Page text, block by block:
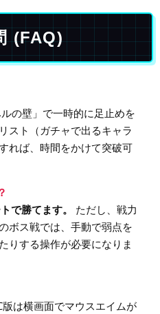
(FAQ)
の壁」で一時的に足止めを
スト（ガチャで出るキャラ
れば、時間をかけて突破可
で勝てます。
ただし、戦力
ボス戦では、手動で弱点を
りする操作が必要になりま
は横画面でマウスエイムが